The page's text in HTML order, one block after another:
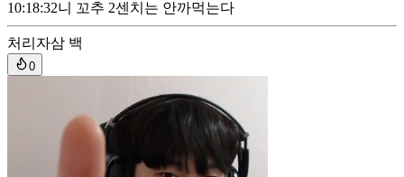
10:18:32니 꼬추 2센치는 안까먹는다
처리자삼 백
0